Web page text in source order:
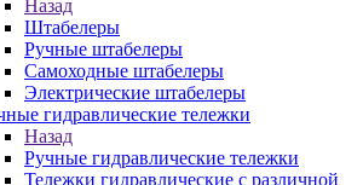
Назад
Штабелеры
Ручные штабелеры
Самоходные штабелеры
Электрические штабелеры
гидравлические тележки
Назад
Ручные гидравлические тележки
Тележки гидравлические с различной